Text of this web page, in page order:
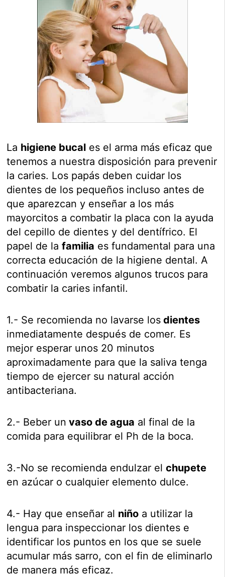
La higiene bucal es el arma más eficaz que
tenemos a nuestra disposición para prevenir
la caries. Los papás deben cuidar los
dientes de los pequeños incluso antes de
que aparezcan y enseñar a los más
mayorcitos a combatir la placa con la ayuda
del cepillo de dientes y del dentífrico. El
papel de lafamilia es fundamental para una
correcta educación de la higiene dental. A
continuación veremos algunos trucos para
combatir la caries infantil.
1.- Se recomienda no lavarse los dientes
inmediatamente después de comer. Es
mejor esperar unos 20 minutos
aproximadamente para que la saliva tenga
tiempo de ejercer su natural acción
antibacteriana.
2.- Beber un vaso de agua al final de la
comida para equilibrar el Ph de la boca.
3.-No se recomienda endulzar elchupete
en azúcar o cualquier elemento dulce.
4.- Hay que enseñar al niño a utilizar la
lengua para inspeccionar los dientes e
identificar los puntos en los que se suele
acumular más sarro, con el fin de eliminarlo
de manera más eficaz.